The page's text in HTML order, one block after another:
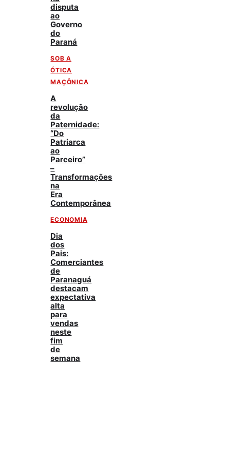
disputa
ao
Governo
do
Paraná
SOB A
ÓTICA
MAÇÔNICA
A
revolução
da
Paternidade:
“Do
Patriarca
ao
Parceiro”
–
Transformações
na
Era
Contemporânea
ECONOMIA
Dia
dos
Pais:
Comerciantes
de
Paranaguá
destacam
expectativa
alta
para
vendas
neste
fim
de
semana